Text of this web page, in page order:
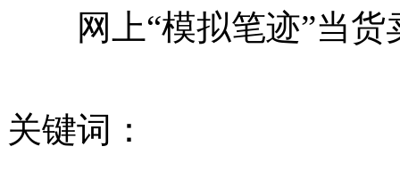
宁波外滩惊现奇葩“玉米楼”引网友围观
实拍:司机高速边冲卡边炫耀自拍
网上“模拟笔迹”当货
关键词：